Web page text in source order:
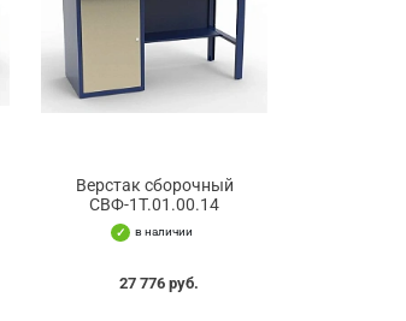
Верстак сборочный
СВФ-1Т.01.00.14
в наличии
27 776 руб.